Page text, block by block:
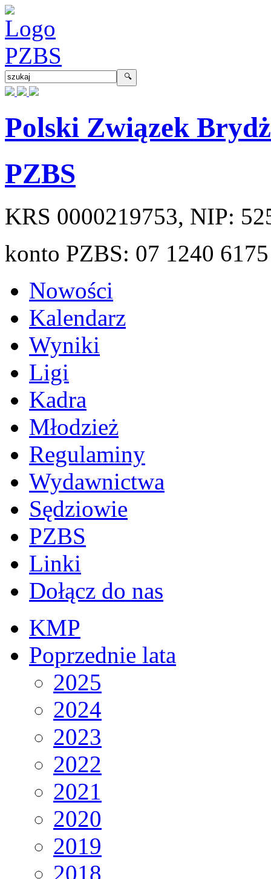
Polski Związek
PZBS
KRS 0000219753, NIP:
konto PZBS: 07 1240
Nowości
Kalendarz
Wyniki
Ligi
Kadra
Młodzież
Regulaminy
Wydawnictwa
Sędziowie
PZBS
Linki
Dołącz do nas
KMP
Poprzednie lata
2025
2024
2023
2022
2021
2020
2019
2018